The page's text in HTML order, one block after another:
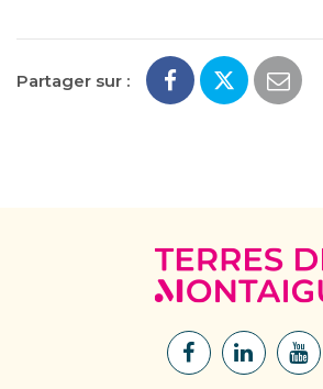
Partager sur :
Lien
Lien
Lien